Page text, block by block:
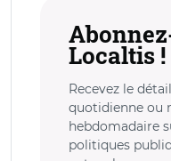
Localtis !
Recevez le
quotidienne ou
hebdomadaire
politiques